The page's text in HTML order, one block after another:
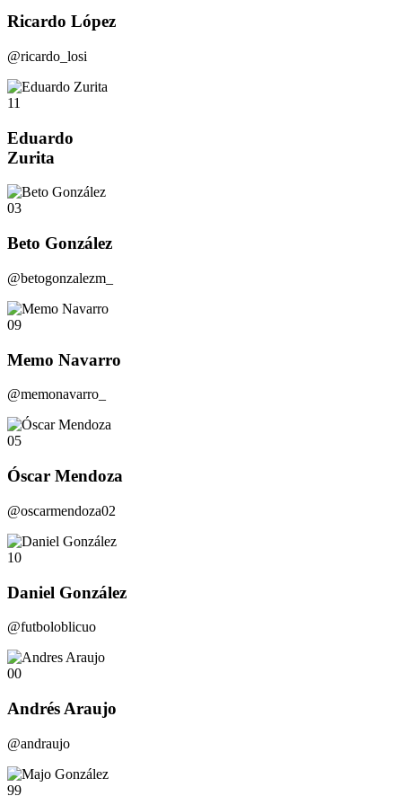
Ricardo López
@ricardo_losi
11
Eduardo
Zurita
03
Beto González
@betogonzalezm_
09
Memo Navarro
@memonavarro_
05
Óscar Mendoza
@oscarmendoza02
10
Daniel González
@futboloblicuo
00
Andrés Araujo
@andraujo
99